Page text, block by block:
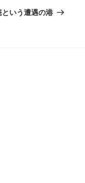
いう遭遇の港